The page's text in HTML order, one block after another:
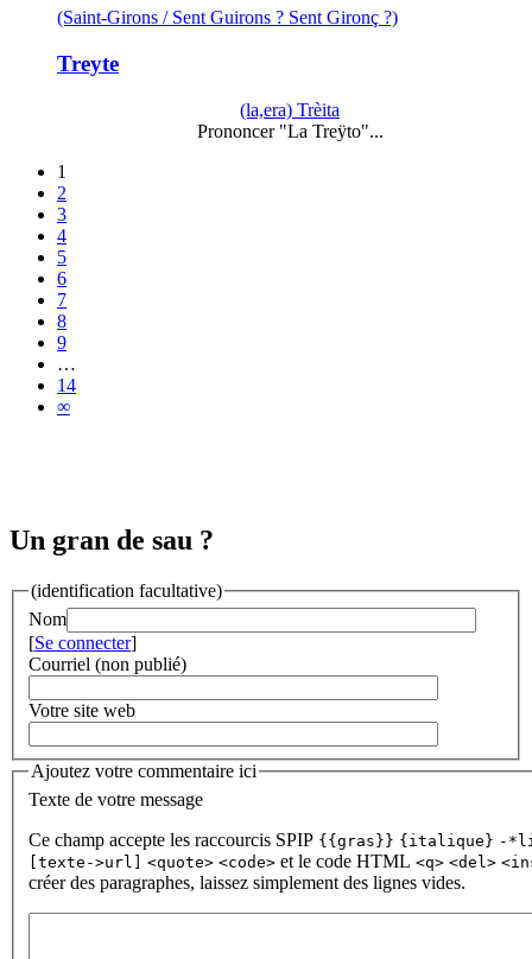
(Saint-Girons / Sent Guirons ? Sent Gironç ?)
Treyte
(la,era) Trèita
Prononcer "La Treÿto"...
1
2
3
4
5
6
7
8
9
…
14
∞
Un gran de sau ?
(identification facultative)
Nom
[Se connecter]
Courriel (non publié)
Votre site web
Ajoutez votre commentaire ici
Texte de votre message
Ce champ accepte les raccourcis SPIP {{gras}} {italique} -
[texte->url] <quote> <code> et le code HTML <q> <del>
créer des paragraphes, laissez simplement des lignes vides.